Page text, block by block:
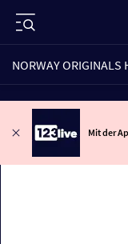
NORWAY
Mit der